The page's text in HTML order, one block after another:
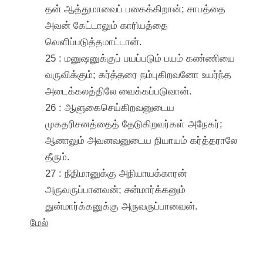
தன் ஆத்துமாவைப் பகைக்கிறான்; சாபத்தை
அவன் கேட்டாலும் காரியத்தை
வெளிப்படுத்தமாட்டான்.
25 : மனுஷனுக்குப் பயப்படும் பயம் கண்ணியை
வருவிக்கும்; கர்த்தரை நம்புகிறவனோ உயர்ந்த
அடைக்கலத்திலே வைக்கப்படுவான்.
26 : ஆளுகைசெய்கிறவனுடைய
முகதரிசனத்தைத் தேடுகிறவர்கள் அநேகர்;
ஆனாலும் அவனவனுடைய நியாயம் கர்த்தராலே
தீரும்.
27 : நீதிமானுக்கு அநியாயக்காரன்
அருவருப்பானவன்; சன்மார்க்கனும்
துன்மார்க்கனுக்கு அருவருப்பானவன்.
மேல்